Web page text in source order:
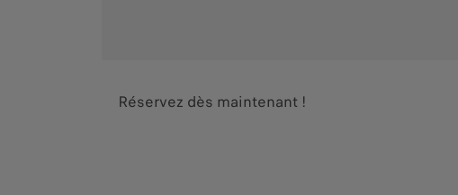
Réservez dès maintenant !